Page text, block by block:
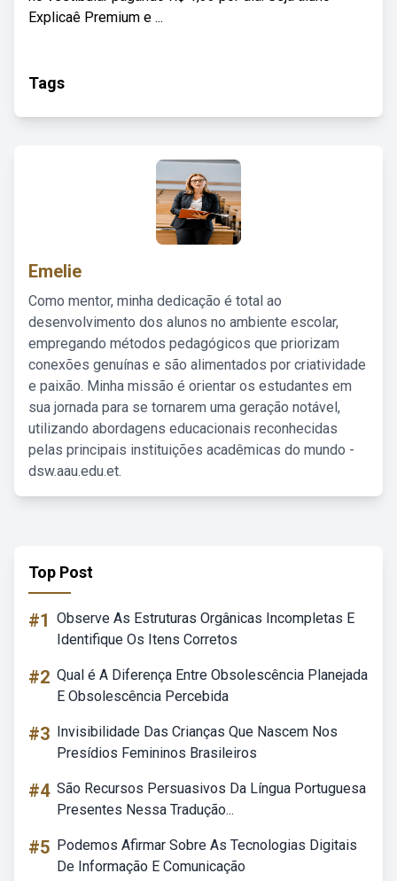
Explicaê Premium e ...
Tags
Emelie
Como mentor, minha dedicação é total ao
desenvolvimento dos alunos no ambiente escolar,
empregando métodos pedagógicos que priorizam
conexões genuínas e são alimentados por criatividade
e paixão. Minha missão é orientar os estudantes em
sua jornada para se tornarem uma geração notável,
utilizando abordagens educacionais reconhecidas
pelas principais instituições acadêmicas do mundo -
dsw.aau.edu.et.
Top Post
#1 Observe As Estruturas Orgânicas Incompletas E
Identifique Os Itens Corretos
#2 Qual é A Diferença Entre Obsolescência Planejada
E Obsolescência Percebida
#3 Invisibilidade Das Crianças Que Nascem Nos
Presídios Femininos Brasileiros
#4 São Recursos Persuasivos Da Língua Portuguesa
Presentes Nessa Tradução...
#5 Podemos Afirmar Sobre As Tecnologias Digitais
De Informação E Comunicação